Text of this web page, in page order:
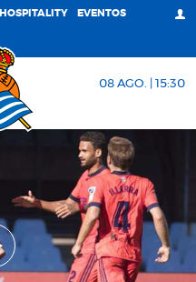
HOSPITALITY EVENTOS
08 AGO. | 15:30